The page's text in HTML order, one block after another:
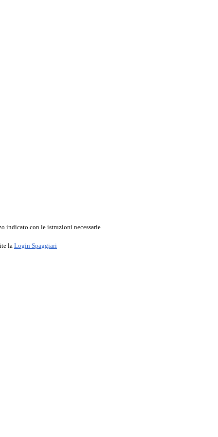
indicato con le istruzioni necessarie.
la Login Spaggiari